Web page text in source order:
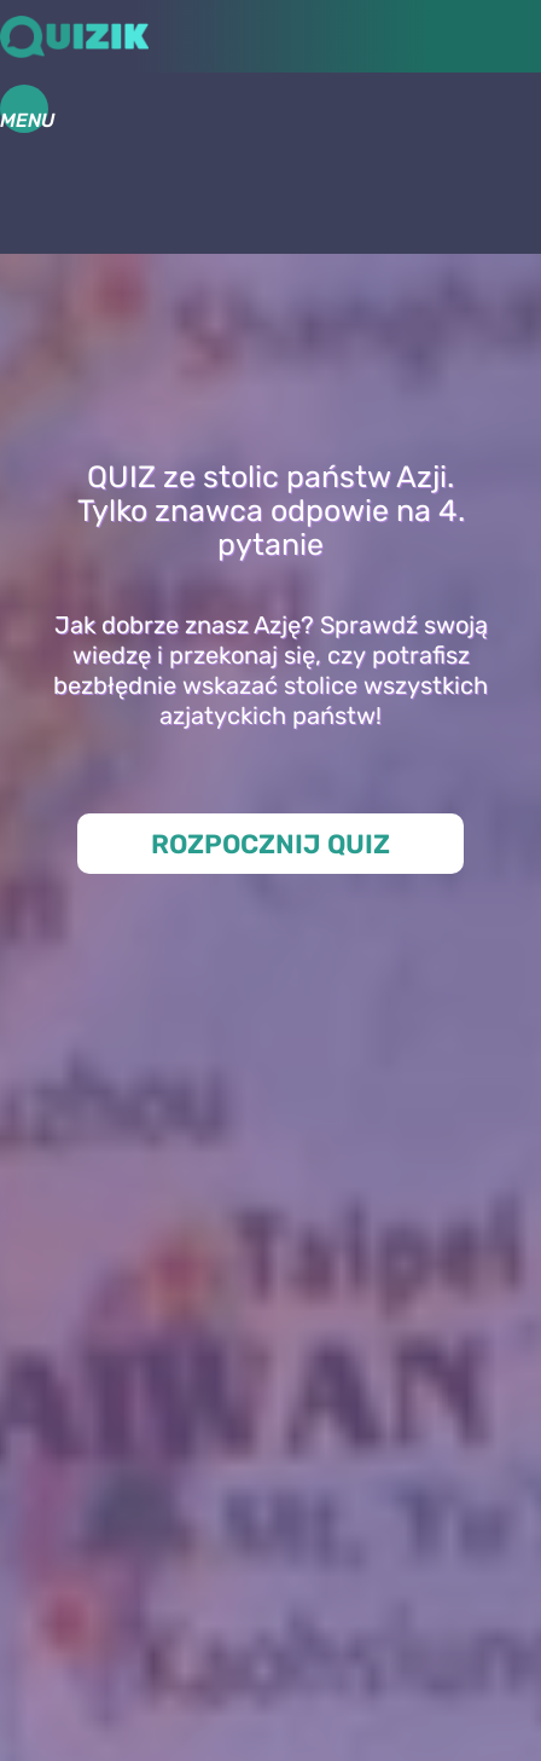
MENU
QUIZ ze stolic państw Azji.
Tylko znawca odpowie na 4.
pytanie
Jak dobrze znasz Azję? Sprawdź swoją
wiedzę i przekonaj się, czy potrafisz
bezbłędnie wskazać stolice wszystkich
azjatyckich państw!
ROZPOCZNIJ QUIZ